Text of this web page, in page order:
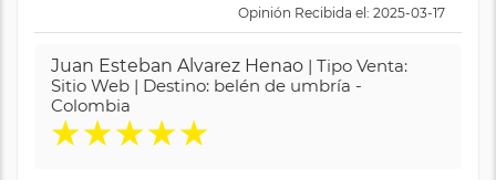
Opinión Recibida el: 2025-03-17
Juan Esteban Alvarez Henao | Tipo Venta:
Sitio Web | Destino: belén de umbría -
Colombia
★★★★★